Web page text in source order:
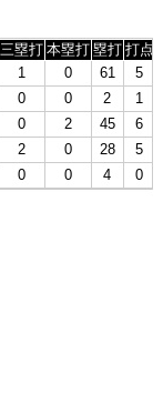
三塁打 本塁打 塁打 打点
1 0 61
5
0 0 2
1
0 2 45
6
2 0 28
5
0 0 4 0